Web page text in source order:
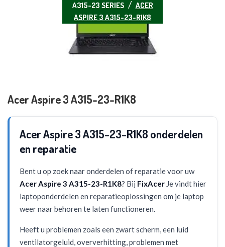
A315-23 SERIES
ACER
ASPIRE 3 A315-23-R1K8
Acer Aspire 3 A315-23-R1K8
Acer Aspire 3 A315-23-R1K8 onderdelen
en reparatie
Bent u op zoek naar onderdelen of reparatie voor uw
Acer Aspire 3 A315-23-R1K8? Bij FixAcer Je vindt hier
laptoponderdelen en reparatieoplossingen om je laptop
weer naar behoren te laten functioneren.
Heeft u problemen zoals een zwart scherm, een luid
ventilatorgeluid, oververhitting, problemen met